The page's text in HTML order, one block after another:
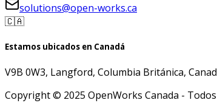
solutions@open-works.ca
🇨🇦
Estamos ubicados en Canadá
V9B 0W3, Langford, Columbia Británica,
Copyright © 2025 OpenWorks Canada -